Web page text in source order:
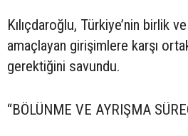
Kılıçdaroğlu, Türkiye’nin birlik
amaçlayan girişimlere karşı
gerektiğini savundu.
“BÖLÜNME VE AYRIŞMA